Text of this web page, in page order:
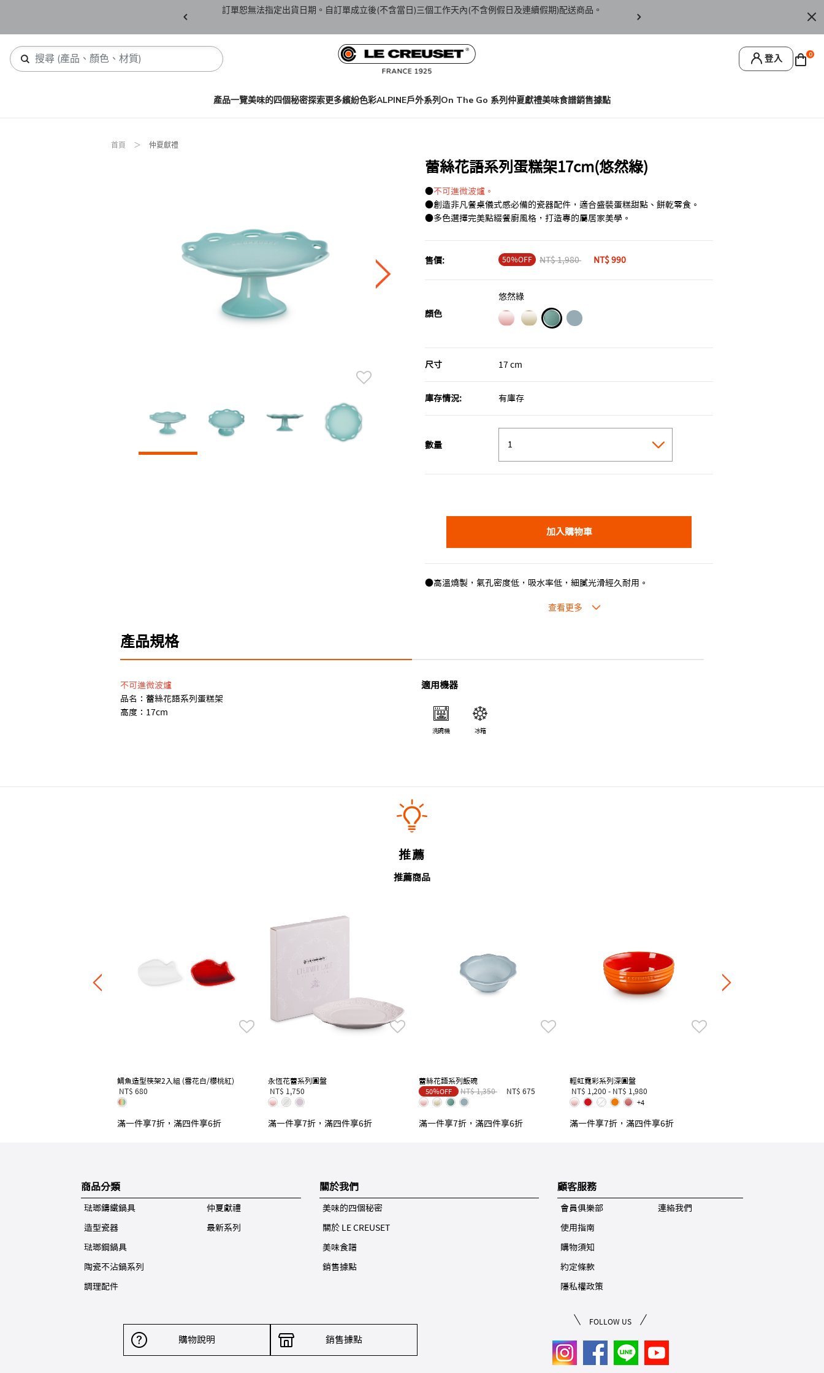
訂單恕無法指定出貨日期。自訂單成立後(不含當日)三個工作天內(不含例假日及連續假期)配送商品。 訂單僅限台灣本島地區配送，恕無法寄送離島
登入 0
產品一覽美味的四個秘密探索更多繽紛色彩ALPINE戶外系列On The Go 系列仲夏獻禮美味食譜銷售據點
首頁 仲夏獻禮
蕾絲花語系列蛋糕架17cm(悠然綠)
●不可進微波爐。
●創造非凡餐桌儀式感必備的瓷器配件，適合盛裝蛋糕甜點、餅乾零食。
●多色選擇完美點綴餐廚風格，打造專的屬居家美學。
售價: 50％OFF Price reduced from
NT$ 1,980 NT$ 990
顏色
悠然綠
尺寸 17 cm
庫存情況: 有庫存
數量
加入購物車
●高溫燒製，氣孔密度低，吸水率低，細膩光滑經久耐用。
●即使經常使用也不易吸取食物氣味。
產品規格
不可進微波爐
品名：蕾絲花語系列蛋糕架
高度：17cm
適用機器
洗碗機 冰箱
推薦
推薦商品
鯛魚造型筷架2入組 (雪花白/櫻桃紅)
NT$ 680
滿一件享7折，滿四件享6折
永恆花蕾系列圓盤
NT$ 1,750
滿一件享7折，滿四件享6折
蕾絲花語系列飯碗
50％OFF Price reduced from
NT$ 1,350to NT$ 675
滿一件享7折，滿四件享6折
輕虹霓彩系列深圓盤
NT$ 1,200 - NT$ 1,980
+4
滿一件享7折，滿四件享6折
滿一件享7折，滿四件享6折
商品分類
琺瑯鑄鐵鍋具
造型瓷器
琺瑯鋼鍋具
陶瓷不沾鍋系列
調理配件
仲夏獻禮
最新系列
關於我們
美味的四個秘密
關於 LE CREUSET
美味食譜
銷售據點
顧客服務
會員俱樂部
使用指南
購物須知
約定條款
隱私權政策
連絡我們
購物說明 銷售據點
FOLLOW US